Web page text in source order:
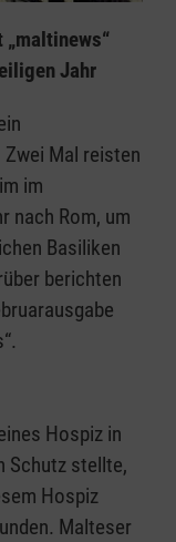
Jahr
Mal reisten
im
nach Rom, um
Basiliken
berichten
Hospiz in
Schutz stellte,
Hospiz
Malteser